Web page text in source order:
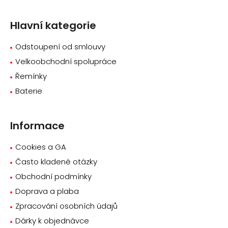
Hlavní kategorie
Odstoupení od smlouvy
Velkoobchodní spolupráce
Řemínky
Baterie
Informace
Cookies a GA
Často kladené otázky
Obchodní podmínky
Doprava a plaba
Zpracování osobních údajů
Dárky k objednávce